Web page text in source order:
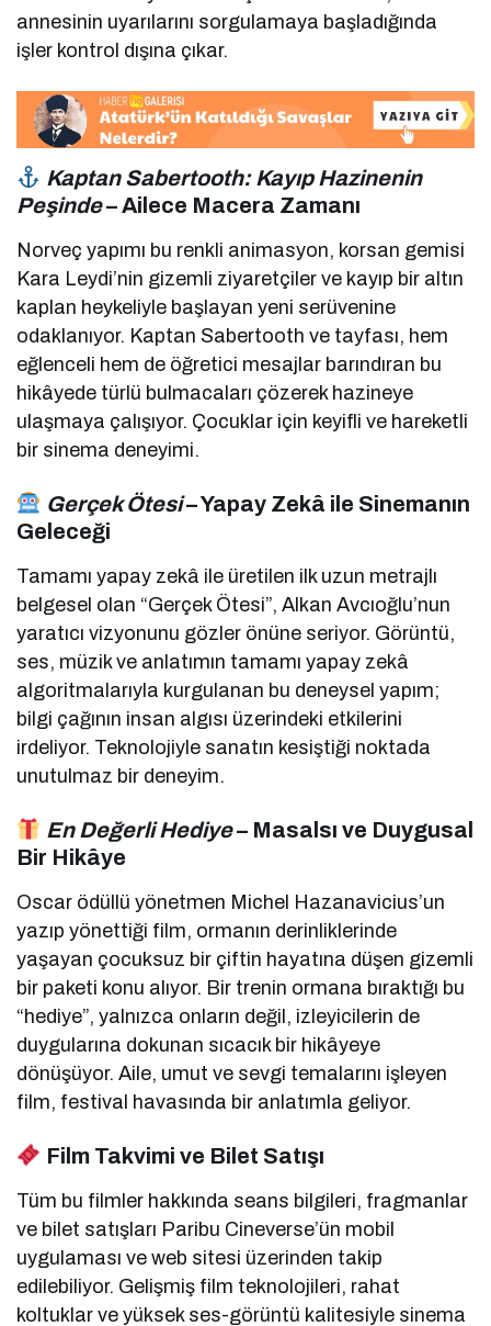
annesinin uyarılarını sorgulamaya başladığında
işler kontrol dışına çıkar.
Kaptan Sabertooth: Kayıp Hazinenin
Peşinde– Ailece Macera Zamanı
Norveç yapımı bu renkli animasyon, korsan gemisi
Kara Leydi’nin gizemli ziyaretçiler ve kayıp bir altın
kaplan heykeliyle başlayan yeni serüvenine
odaklanıyor. Kaptan Sabertooth ve tayfası, hem
eğlenceli hem de öğretici mesajlar barındıran bu
hikâyede türlü bulmacaları çözerek hazineye
ulaşmaya çalışıyor. Çocuklar için keyifli ve hareketli
bir sinema deneyimi.
Gerçek Ötesi– Yapay Zekâ ile Sinemanın
Geleceği
Tamamı yapay zekâ ile üretilen ilk uzun metrajlı
belgesel olan “Gerçek Ötesi”, Alkan Avcıoğlu’nun
yaratıcı vizyonunu gözler önüne seriyor. Görüntü,
ses, müzik ve anlatımın tamamı yapay zekâ
algoritmalarıyla kurgulanan bu deneysel yapım;
bilgi çağının insan algısı üzerindeki etkilerini
irdeliyor. Teknolojiyle sanatın kesiştiği noktada
unutulmaz bir deneyim.
En Değerli Hediye– Masalsı ve Duygusal
Bir Hikâye
Oscar ödüllü yönetmen Michel Hazanavicius’un
yazıp yönettiği film, ormanın derinliklerinde
yaşayan çocuksuz bir çiftin hayatına düşen gizemli
bir paketi konu alıyor. Bir trenin ormana bıraktığı bu
“hediye”, yalnızca onların değil, izleyicilerin de
duygularına dokunan sıcacık bir hikâyeye
dönüşüyor. Aile, umut ve sevgi temalarını işleyen
film, festival havasında bir anlatımla geliyor.
Film Takvimi ve Bilet Satışı
Tüm bu filmler hakkında seans bilgileri, fragmanlar
ve bilet satışları Paribu Cineverse’ün mobil
uygulaması ve web sitesi üzerinden takip
edilebiliyor. Gelişmiş film teknolojileri, rahat
koltuklar ve yüksek ses-görüntü kalitesiyle sinema